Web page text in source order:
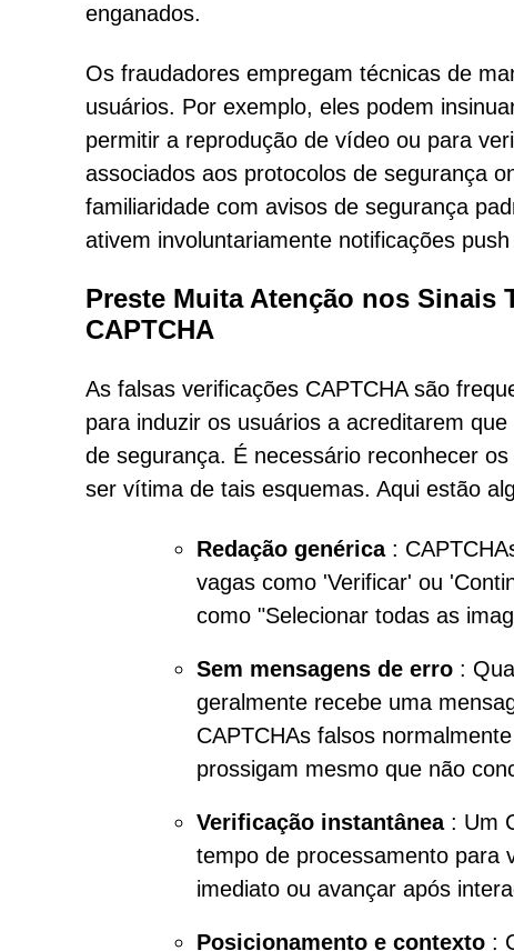
enganados.
Os fraudadores empregam técnicas de
usuários. Por exemplo, eles podem
permitir a reprodução de vídeo ou para
associados aos protocolos de segurança
familiaridade com avisos de segurança
ativem involuntariamente notificações
Preste Muita Atenção nos Sinais
CAPTCHA
As falsas verificações CAPTCHA são
para induzir os usuários a acreditarem
de segurança. É necessário reconhecer
ser vítima de tais esquemas. Aqui estão
Redação genérica:
vagas como 'Verificar' ou
como "Selecionar todas as
Sem mensagens de erro :
geralmente recebe uma
CAPTCHAs falsos
prossigam mesmo que não
Verificação instantânea: Um
tempo de processamento para
imediato ou avançar após
Posicionamento e contexto :